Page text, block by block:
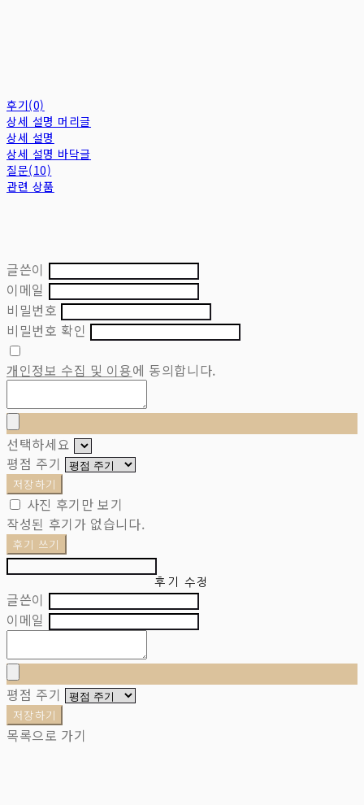
후기(0)
상세 설명 머리글
상세 설명
상세 설명 바닥글
질문(10)
관련 상품
글쓴이
이메일
비밀번호
비밀번호 확인
개인정보 수집 및 이용에 동의합니다.
선택하세요
평점 주기
저장하기
사진 후기만 보기
작성된 후기가 없습니다.
후기 쓰기
후기 수정
글쓴이
이메일
평점 주기
저장하기
목록으로 가기